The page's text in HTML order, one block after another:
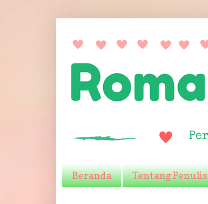
Beranda Tentang Penulis